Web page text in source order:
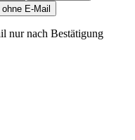
E-Mail
nur nach Bestätigung